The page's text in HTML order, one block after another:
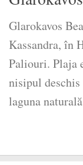
Glarokavos
Kassandra, în
Paliouri. Plaja
nisipul
laguna